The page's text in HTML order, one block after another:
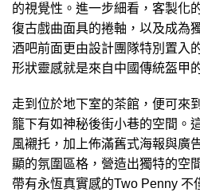
的視覺性。進一步細看，客製化
復古戲曲面具的捲軸，以及成為
酒吧前面更由設計團隊特別置入
形狀靈感就是來自中國傳統盔甲
走到位於地下室的茶館，便可來
籠下有如神秘後街小巷的空間。
風襯托，加上佈滿舊式海報與廣
顯的氛圍區格，營造出獨特的空
帶有永恆真實感的Two Penny 不